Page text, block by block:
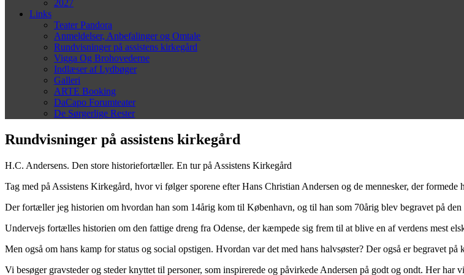
2027
Links
Teater Pandora
Anmeldelser, Anbefalinger og Omtale
Rundvisninger på assistens kirkegård
Vigga Og Brohovederne
Indlæser af Lydbøger
Galleri
ARTE Booking
DaCapo Forumteater
De Sørgerlige Rester
Rundvisninger på assistens kirkegård
H.C. Andersens. Den store historiefortæller. En tur på Assistens Kirkegård
Tag med på Assistens Kirkegård, hvor vi følger sporene efter Hans Christian Andersen og de mennesker, der formede
Der fortæller jeg historien om hvordan han som 14årig kom til København, og til han som 70årig blev begravet på
Undervejs fortælles historien om den fattige dreng fra Odense, der kæmpede sig frem til at blive en af verdens mest
Men også om hans kamp for status og social opstigen. Hvordan var det med hans halvsøster? Der også er begravet på
Vi besøger gravsteder og steder knyttet til personer, som inspirerede og påvirkede Andersen på godt og ondt. Her